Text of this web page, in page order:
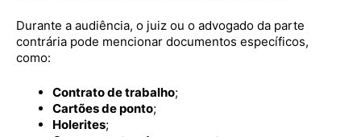
Durante a audiência, o juiz ou o advogado da parte
contrária pode mencionar documentos específicos,
como:
Contrato de trabalho;
Cartões de ponto;
Holerites;